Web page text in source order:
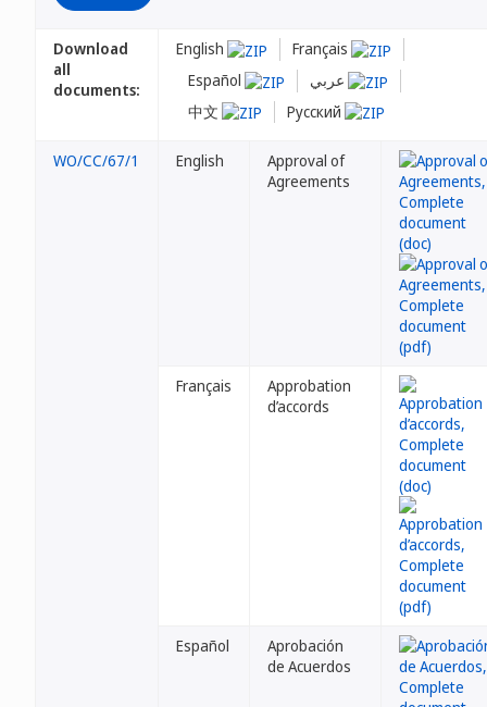
Download
all
documents:
English
Français
Español
中文
Русский
WO/CC/67/1 English
Approval of
Agreements
Français
Approbation
d’accords
Español
Aprobación
de Acuerdos